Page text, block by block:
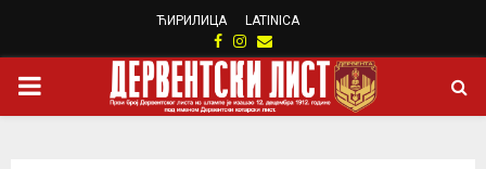
ЋИРИЛИЦА LATINICA
Facebook
Instagram
Email
PRIMARY